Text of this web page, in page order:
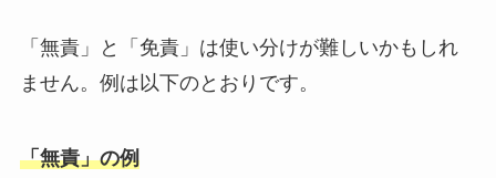
「無責」と「免責」は使い分けが難しいかもしれ
ません。例は以下のとおりです。
「無責」の例